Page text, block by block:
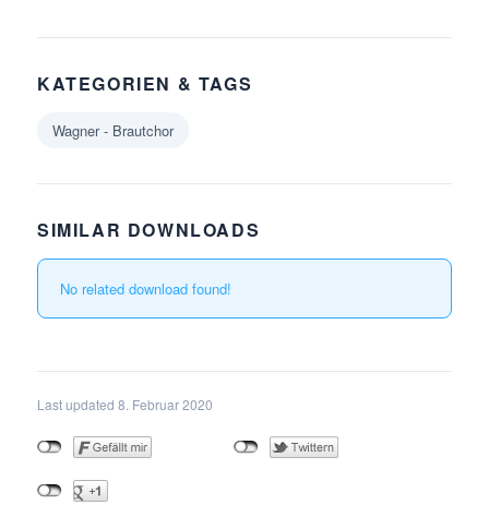
KATEGORIEN & TAGS
Wagner - Brautchor
SIMILAR DOWNLOADS
No related download found!
Last updated 8. Februar 2020